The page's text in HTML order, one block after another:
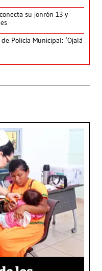
su jonrón 13 y
Policía Municipal: ‘Ojalá